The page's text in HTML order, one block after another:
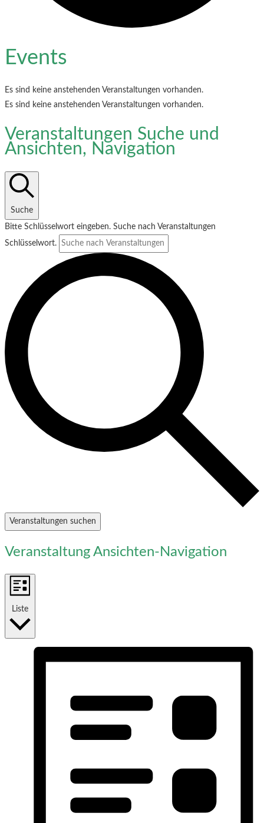
Events
Es sind keine anstehenden Veranstaltungen vorhanden.
Es sind keine anstehenden Veranstaltungen vorhanden.
Veranstaltungen Suche und
Ansichten, Navigation
Suche
Bitte Schlüsselwort eingeben. Suche nach Veranstaltungen
Schlüsselwort.
Veranstaltungen suchen
Veranstaltung Ansichten-Navigation
Liste